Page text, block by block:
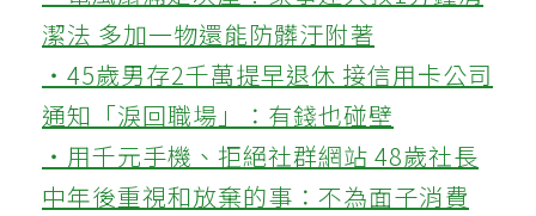
潔法 多加一物還能防髒汙附著
‧45歲男存2千萬提早退休 接信用卡公司
通知「淚回職場」：有錢也碰壁
‧用千元手機、拒絕社群網站 48歲社長
中年後重視和放棄的事：不為面子消費